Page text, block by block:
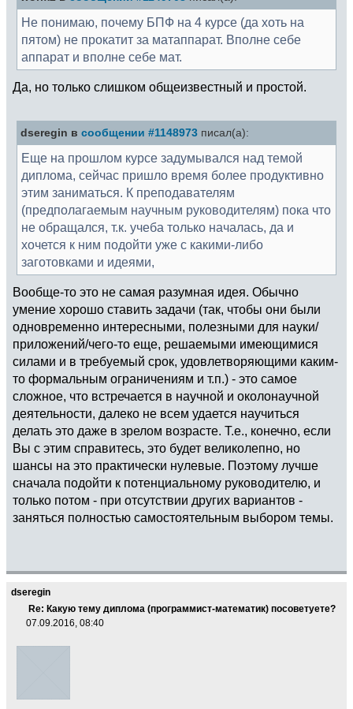
Не понимаю, почему БПФ на 4 курсе (да хоть на
пятом) не прокатит за матаппарат. Вполне себе
аппарат и вполне себе мат.
Да, но только слишком общеизвестный и простой.
dseregin в сообщении #1148973 писал(а):
Еще на прошлом курсе задумывался над темой
диплома, сейчас пришло время более продуктивно
этим заниматься. К преподавателям
(предполагаемым научным руководителям) пока что
не обращался, т.к. учеба только началась, да и
хочется к ним подойти уже с какими-либо
заготовками и идеями,
Вообще-то это не самая разумная идея. Обычно
умение хорошо ставить задачи (так, чтобы они были
одновременно интересными, полезными для науки/
приложений/чего-то еще, решаемыми имеющимися
силами и в требуемый срок, удовлетворяющими каким-
то формальным ограничениям и т.п.) - это самое
сложное, что встречается в научной и околонаучной
деятельности, далеко не всем удается научиться
делать это даже в зрелом возрасте. Т.е., конечно, если
Вы с этим справитесь, это будет великолепно, но
шансы на это практически нулевые. Поэтому лучше
сначала подойти к потенциальному руководителю, и
только потом - при отсутствии других вариантов -
заняться полностью самостоятельным выбором темы.
dseregin
Re: Какую тему диплома (программист-математик) посоветуете?
07.09.2016, 08:40